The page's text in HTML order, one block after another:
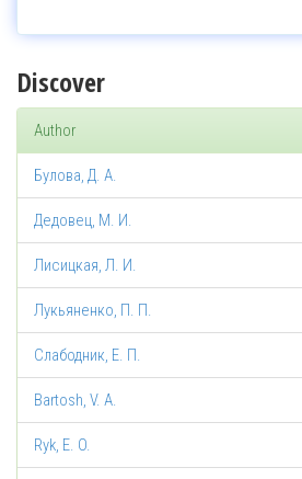
Discover
Author
Булова, Д. А.
Дедовец, М. И.
Лисицкая, Л. И.
Лукьяненко, П. П.
Слабодник, Е. П.
Bartosh, V. A.
Ryk, E. O.